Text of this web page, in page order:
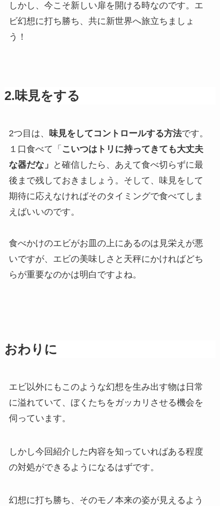
しかし、今こそ新しい扉を開ける時なのです。エ
ビ幻想に打ち勝ち、共に新世界へ旅立ちましょ
う！
2.味見をする
2つ目は、 味見をしてコントロールする方法です。
１口食べて「 こいつはトリに持ってきても大丈夫
な器だな」
と確信したら、あえて食べ切らずに最
後まで残しておきましょう。そして、味見をして
期待に応えなければそのタイミングで食べてしま
えばいいのです。
食べかけのエビがお皿の上にあるのは見栄えが悪
いですが、エビの美味しさと天秤にかければどち
らが重要なのかは明白ですよね。
おわりに
エビ以外にもこのような幻想を生み出す物は日常
に溢れていて、ぼくたちをガッカリさせる機会を
伺っています。
しかし今回紹介した内容を知っていればある程度
の対処ができるようになるはずです。
幻想に打ち勝ち、そのモノ本来の姿が見えるよう